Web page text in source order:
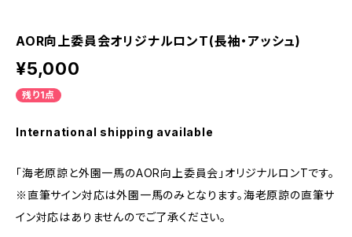
AOR向上委員会オリジナルロンT(長袖・アッシュ)
¥5,000
残り1点
International shipping available
「海老原諒と外園一馬のAOR向上委員会」オリジナルロンTです。
※直筆サイン対応は外園一馬のみとなります。海老原諒の直筆サ
イン対応はありませんのでご了承ください。